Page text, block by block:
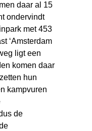
daar al 15
ondervindt
met 453
‘Amsterdam
ligt een
komen daar
hun
kampvuren
de